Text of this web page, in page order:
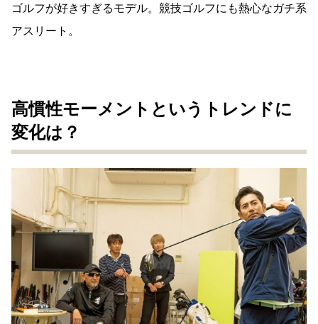
ゴルフが好きすぎるモデル。競技ゴルフにも熱心なガチ系
アスリート。
高慣性モーメントというトレンドに
変化は？